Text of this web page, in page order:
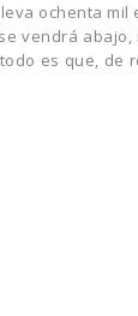
ochenta mil
vendrá
es que, de